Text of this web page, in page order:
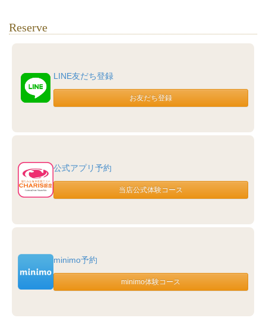
Reserve
LINE友だち登録
公式アプリ予約
minimo予約